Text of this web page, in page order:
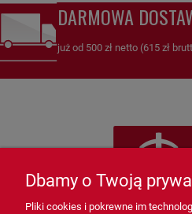
DARMOWA
już od 500 zł netto (615 zł
Dbamy o Twoją
Pliki cookies i pokrewne im